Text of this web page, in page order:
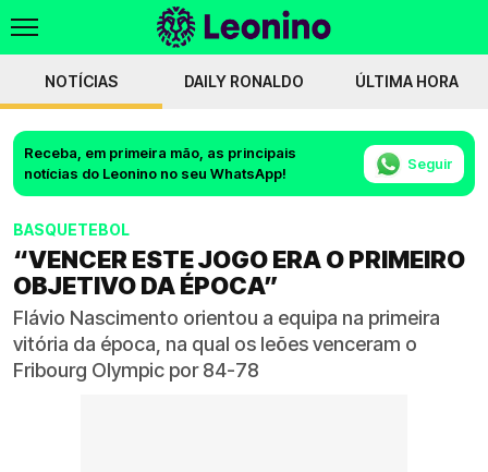
NOTÍCIAS DAILY RONALDO ÚLTIMA HORA
Receba, em primeira mão, as principais
notícias do Leonino no seu WhatsApp!
Seguir
BASQUETEBOL
“VENCER ESTE JOGO ERA O PRIMEIRO
OBJETIVO DA ÉPOCA”
Flávio Nascimento orientou a equipa na primeira
vitória da época, na qual os leões venceram o
Fribourg Olympic por 84-78